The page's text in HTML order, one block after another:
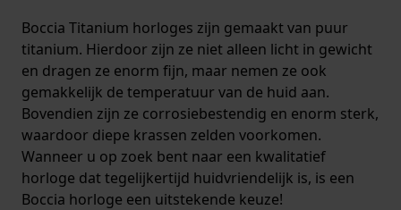
Boccia Titanium horloges zijn gemaakt van puur
titanium. Hierdoor zijn ze niet alleen licht in gewicht
en dragen ze enorm fijn, maar nemen ze ook
gemakkelijk de temperatuur van de huid aan.
Bovendien zijn ze corrosiebestendig en enorm sterk,
waardoor diepe krassen zelden voorkomen.
Wanneer u op zoek bent naar een kwalitatief
horloge dat tegelijkertijd huidvriendelijk is, is een
Boccia horloge een uitstekende keuze!